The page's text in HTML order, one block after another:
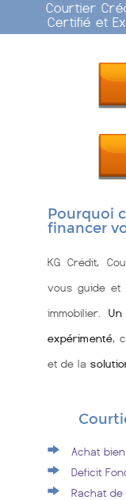
Courtier
Certifié et
Pourquoi
financer
KG Crédit,
vous guide
immobilier.
expérimenté,
et de la
Achat
Deficit
Rachat de